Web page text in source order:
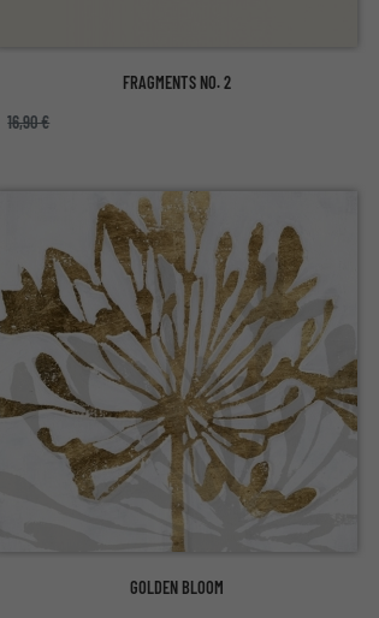
FRAGMENTS NO. 2
16,90 €
GOLDEN BLOOM